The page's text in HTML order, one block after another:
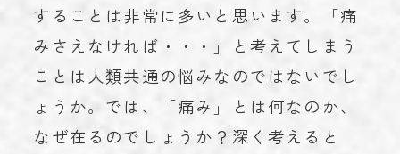
プライバシーポリシー
© 2023 miroku.
することは非常に多いと思います。「痛
みさえなければ・・・」と考えてしまう
ことは人類共通の悩みなのではないでし
ょうか。では、「痛み」とは何なのか、
なぜ在るのでしょうか？深く考えると